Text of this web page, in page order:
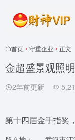
首页 • 守重企业 • 正文
金超盛景观照明
2年前更新
第十四届金手指奖